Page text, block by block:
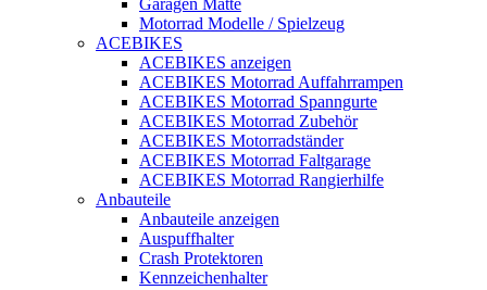
Motorrad Modelle / Spielzeug
ACEBIKES
ACEBIKES anzeigen
ACEBIKES Motorrad Auffahrrampen
ACEBIKES Motorrad Spanngurte
ACEBIKES Motorrad Zubehör
ACEBIKES Motorradständer
ACEBIKES Motorrad Faltgarage
ACEBIKES Motorrad Rangierhilfe
Anbauteile
Anbauteile anzeigen
Auspuffhalter
Crash Protektoren
Kennzeichenhalter